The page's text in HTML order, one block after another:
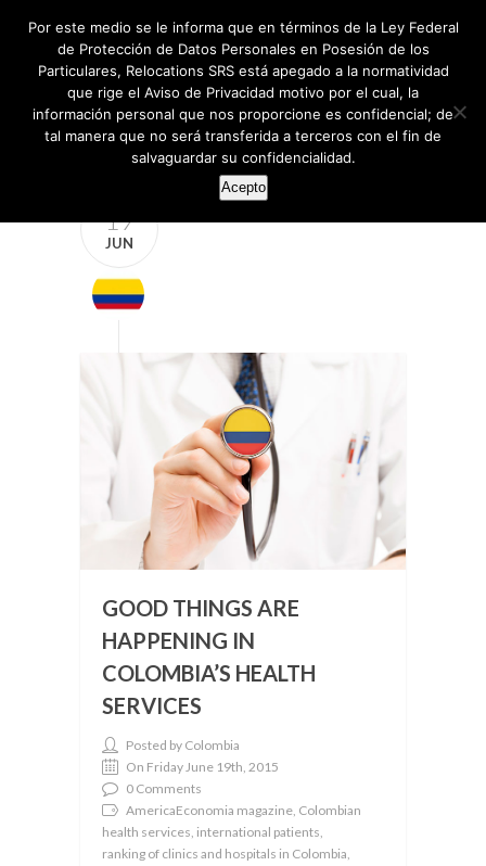
19
JUN
GOOD THINGS ARE
HAPPENING IN
COLOMBIA’S HEALTH
SERVICES
Posted by Colombia
On Friday June 19th, 2015
0 Comments
AmericaEconomia magazine, Colombian
health services, international patients,
ranking of clinics and hospitals in Colombia,
Por este medio se le informa que en términos de la Ley Federal
de Protección de Datos Personales en Posesión de los
Particulares, Relocations SRS está apegado a la normatividad
que rige el Aviso de Privacidad motivo por el cual, la
información personal que nos proporcione es confidencial; de
tal manera que no será transferida a terceros con el fin de
salvaguardar su confidencialidad.
Acepto